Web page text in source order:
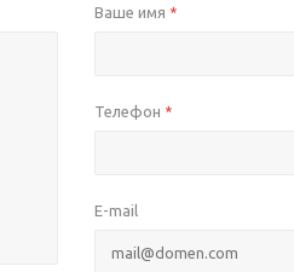
Ваше имя *
Телефон *
E-mail